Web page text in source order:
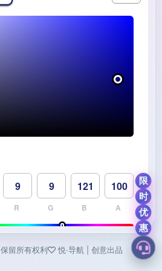
保留所有权利 悦·导航 | 创意出品